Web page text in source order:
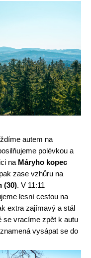
polévkou a
na Máryho kopec
zase vzhůru na
(30). V 11:11
lesní cestou na
extra zajímavý a stál
se vracíme zpět k autu
vysápat se do